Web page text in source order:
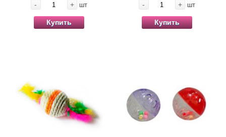
- + шт
Купить
- + шт
Купить